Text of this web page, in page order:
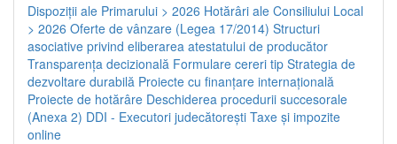
Dispoziţii ale Primarului > 2026 Hotărâri ale Consiliului Local
> 2026 Oferte de vânzare (Legea 17/2014) Structuri
asociative privind eliberarea atestatului de producător
Transparenţa decizională Formulare cereri tip Strategia de
dezvoltare durabilă Proiecte cu finanţare internaţională
Proiecte de hotărâre Deschiderea procedurii succesorale
(Anexa 2) DDI - Executori judecătorești Taxe şi impozite
online